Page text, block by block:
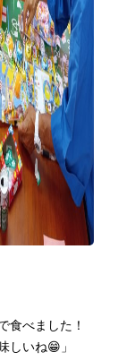
食べました！
しいね😁」